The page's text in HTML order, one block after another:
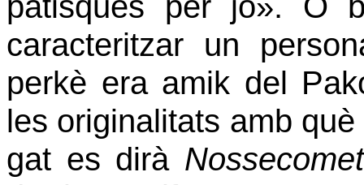
caracteritzar un
perkè era amik del
les originalitats amb
gat es dirà